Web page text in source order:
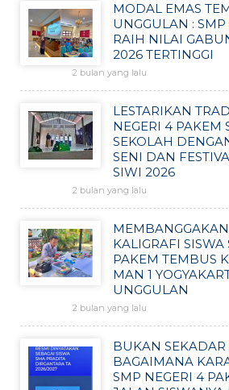
MODAL EMAS
UNGGULAN :
RAIH NILAI
2026 TERTINGGI
2 bulan yang lalu
LESTARIKAN
NEGERI 4 PAKEM
SEKOLAH
SENI DAN
SIWI 2026
2 bulan yang lalu
MEMBANGGAKAN
KALIGRAFI
PAKEM TEMBUS
MAN 1
UNGGULAN
2 bulan yang lalu
BUKAN SEKADAR
BAGAIMANA
SMP NEGERI 4